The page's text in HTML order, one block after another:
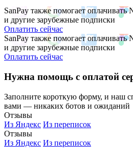
SanPay также помогает
и другие зарубежные подписки
Оплатить сейчас
SanPay также помогает
и другие зарубежные подписки
Оплатить сейчас
Нужна помощь с оплатой
Заполните короткую форму, и наш
вами — никаких ботов и ожиданий
Отзывы
Из Яндекс Из переписок
Отзывы
Из Яндекс Из переписок